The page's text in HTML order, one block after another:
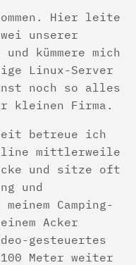
Hier leite
unserer
kümmere mich
Linux-Server
noch so alles
kleinen Firma.
betreue ich
mittlerweile
und sitze oft
und
Camping-
Acker
gesteuertes
Meter weiter